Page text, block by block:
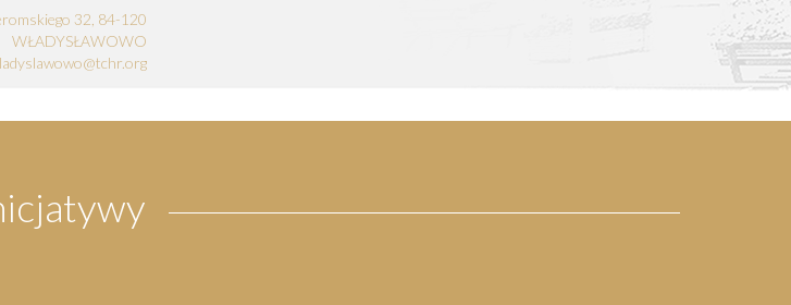
32, 84-120
WŁADYSŁAWOWO